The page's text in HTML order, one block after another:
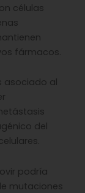
células
fármacos.
asociado al
del
podría
mutaciones